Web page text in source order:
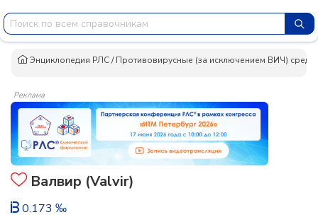
Энциклопедия РЛС/Противовирусные (за исключением ВИЧ)
Реклама
Валвир (Valvir)
0.173 ‰